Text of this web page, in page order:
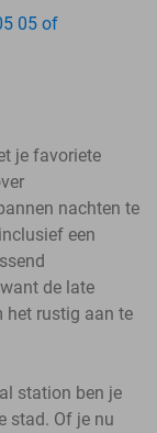
05 of
je favoriete
nachten te
een
de late
het rustig aan te
station ben je
stad. Of je nu